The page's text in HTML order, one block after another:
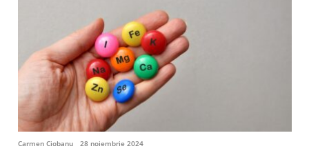
Carmen Ciobanu 28 noiembrie 2024